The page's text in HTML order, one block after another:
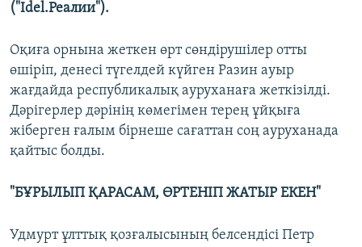
("Idel.Реалии").
Оқиға орнына жеткен өрт сөндірушілер отты
өшіріп, денесі түгелдей күйген Разин ауыр
жағдайда республикалық ауруханаға жеткізілді.
Дәрігерлер дәрінің көмегімен терең ұйқыға
жіберген ғалым бірнеше сағаттан соң ауруханада
қайтыс болды.
"БҰРЫЛЫП ҚАРАСАМ, ӨРТЕНІП ЖАТЫР ЕКЕН"
Удмурт ұлттық қозғалысының белсендісі Петр